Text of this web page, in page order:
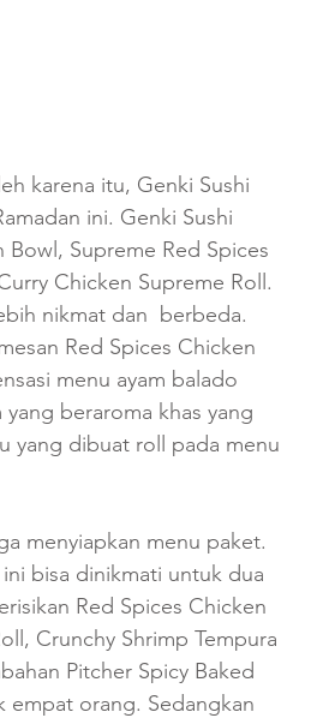
karena itu, Genki Sushi
ini. Genki Sushi
Supreme Red Spices
Chicken Supreme Roll.
nikmat dan  berbeda.
Red Spices Chicken
menu ayam balado
beraroma khas yang
yang dibuat roll pada menu
menyiapkan menu paket.
bisa dinikmati untuk dua
Red Spices Chicken
Crunchy Shrimp Tempura
Pitcher Spicy Baked
empat orang. Sedangkan